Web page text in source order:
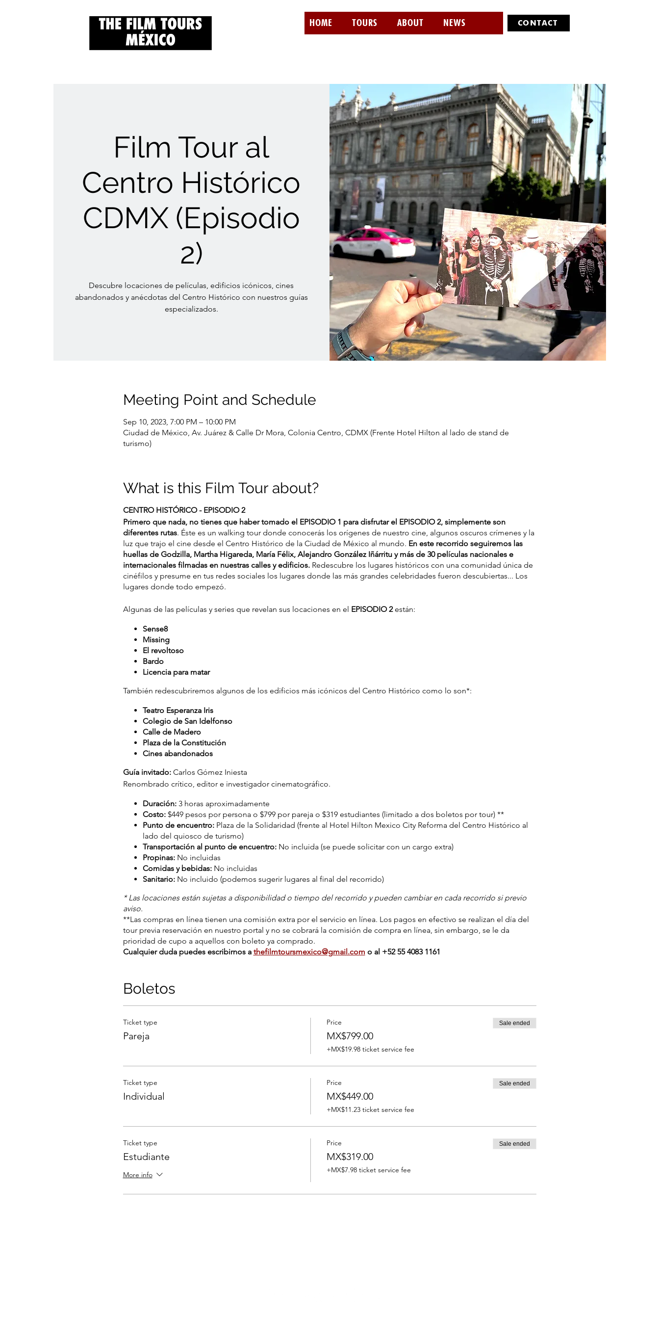
HOME TOURS ABOUT NEWS CONTACT
Film Tour al
Centro Histórico
CDMX (Episodio
2)
Descubre locaciones de películas, edificios icónicos, cines
abandonados y anécdotas del Centro Histórico con nuestros guías
especializados.
Meeting Point and Schedule
Sep 10, 2023, 7:00 PM – 10:00 PM
Ciudad de México, Av. Juárez & Calle Dr Mora, Colonia Centro, CDMX (Frente Hotel Hilton al lado de stand de
turismo)
What is this Film Tour about?
CENTRO HISTÓRICO - EPISODIO 2
Primero que nada, no tienes que haber tomado el EPISODIO 1 para disfrutar el EPISODIO 2, simplemente son
diferentes rutas. Éste es un walking tour donde conocerás los orígenes de nuestro cine, algunos oscuros crímenes y la
luz que trajo el cine desde el Centro Histórico de la Ciudad de México al mundo. En este recorrido seguiremos las
huellas de Godzilla, Martha Higareda, María Félix, Alejandro González Iñárritu y más de 30 películas nacionales e
internacionales filmadas en nuestras calles y edificios. Redescubre los lugares históricos con una comunidad única de
cinéfilos y presume en tus redes sociales los lugares donde las más grandes celebridades fueron descubiertas... Los
lugares donde todo empezó.
Algunas de las películas y series que revelan sus locaciones en el EPISODIO 2están:
Sense8
Missing
El revoltoso
Bardo
Licencia para matar
También redescubriremos algunos de los edificios más icónicos del Centro Histórico como lo son*:
Teatro Esperanza Iris
Colegio de San Idelfonso
Calle de Madero
Plaza de la Constitución
Cines abandonados
Guía invitado:Carlos Gómez Iniesta
Renombrado crítico, editor e investigador cinematográfico.
Duración: 3 horas aproximadamente
Costo: $449 pesos por persona o $799 por pareja o $319 estudiantes (limitado a dos boletos por tour) **
Punto de encuentro: Plaza de la Solidaridad (frente al Hotel Hilton Mexico City Reforma del Centro Histórico al
lado del quiosco de turismo)
Transportación al punto de encuentro: No incluida (se puede solicitar con un cargo extra)
Propinas:No incluidas
Comidas y bebidas:No incluidas
Sanitario:No incluido (podemos sugerir lugares al final del recorrido)
* Las locaciones están sujetas a disponibilidad o tiempo del recorrido y pueden cambiar en cada recorrido si previo
aviso.
**Las compras en línea tienen una comisión extra por el servicio en línea. Los pagos en efectivo se realizan el día del
tour previa reservación en nuestro portal y no se cobrará la comisión de compra en línea, sin embargo, se le da
prioridad de cupo a aquellos con boleto ya comprado.
Cualquier duda puedes escribirnos a thefilmtoursmexico@gmail.com o al ‭+‭52 55 4083 1161‬
Boletos
Ticket type
Pareja
Price
MX$799.00
+MX$19.98 ticket service fee
Sale ended
Ticket type
Individual
Price
MX$449.00
+MX$11.23 ticket service fee
Sale ended
Ticket type
Estudiante
More info
Price
MX$319.00
+MX$7.98 ticket service fee
Sale ended